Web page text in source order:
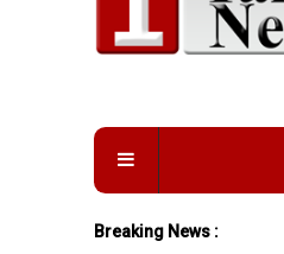
Breaking News :